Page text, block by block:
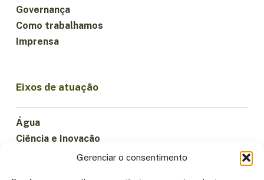
Gerenciar o consentimento
Governança
Como trabalhamos
Imprensa
Eixos de atuação
Água
Ciência e Inovação